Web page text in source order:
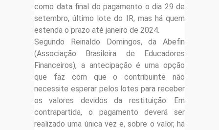
como data final do pagamento o dia 29 de
setembro, último lote do IR, mas há quem
estenda o prazo até janeiro de 2024.
Segundo Reinaldo Domingos, da Abefin
(Associação Brasileira de Educadores
Financeiros), a antecipação é uma opção
que faz com que o contribuinte não
necessite esperar pelos lotes para receber
os valores devidos da restituição. Em
contrapartida, o pagamento deverá ser
realizado uma única vez e, sobre o valor, há